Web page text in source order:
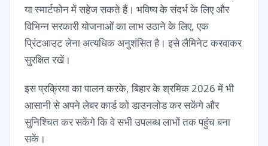
या स्मार्टफोन में सहेज सकते हैं। भविष्य के संदर्भ के लिए और
विभिन्न सरकारी योजनाओं का लाभ उठाने के लिए, एक
प्रिंटआउट लेना अत्यधिक अनुशंसित है। इसे लैमिनेट करवाकर
सुरक्षित रखें।
इस प्रक्रिया का पालन करके, बिहार के श्रमिक 2026 में भी
आसानी से अपने लेबर कार्ड को डाउनलोड कर सकेंगे और
सुनिश्चित कर सकेंगे कि वे सभी उपलब्ध लाभों तक पहुंच बना
सकें।